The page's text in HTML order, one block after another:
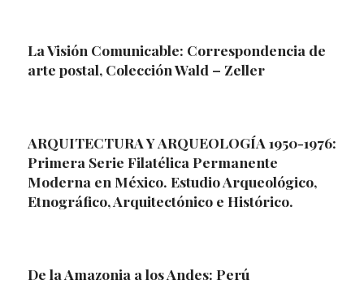
La Visión Comunicable: Correspondencia de
arte postal, Colección Wald – Zeller
ARQUITECTURA Y ARQUEOLOGÍA 1950-1976:
Primera Serie Filatélica Permanente
Moderna en México. Estudio Arqueológico,
Etnográfico, Arquitectónico e Histórico.
De la Amazonia a los Andes: Perú